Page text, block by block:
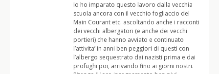
Io ho imparato questo lavoro dalla vecchia
scuola ancora con il vecchio fogliaccio del
Main Courant etc. ascoltando anche i racconti
dei vecchi albergatori (e anche dei vecchi
portieri) che hanno avviato e continuato
l’attivita’ in anni ben peggiori di questi con
l’albergo sequestrato dai nazisti prima e dai
profughi poi, arrivando fino ai giorni nostri.